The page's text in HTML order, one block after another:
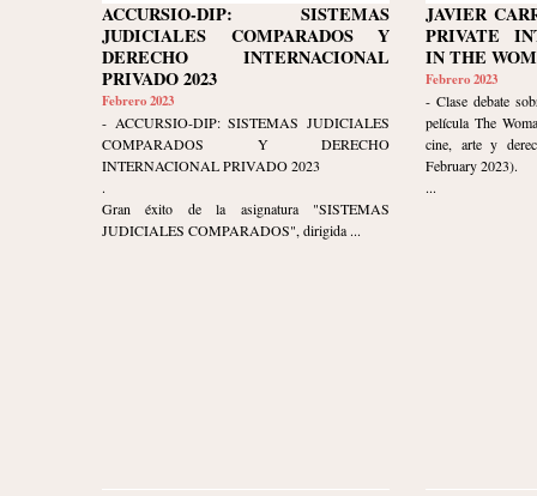
ACCURSIO-DIP: SISTEMAS
JUDICIALES COMPARADOS Y
DERECHO INTERNACIONAL
PRIVADO 2023
Febrero 2023
- ACCURSIO-DIP: SISTEMAS JUDICIALES
COMPARADOS Y DERECHO
INTERNACIONAL PRIVADO 2023
.
Gran éxito de la asignatura "SISTEMAS
JUDICIALES COMPARADOS", dirigida ...
JAVIER
PRIVATE
IN THE
Febrero 2023
- Clase debate
película The
cine, arte y
February 2023).
...